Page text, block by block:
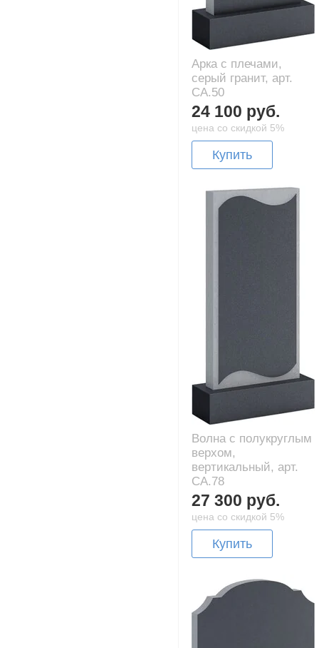
Арка с плечами,
серый гранит, арт.
CA.50
24 100 руб.
цена со скидкой 5%
Купить
Волна с полукруглым
верхом,
вертикальный, арт.
CA.78
27 300 руб.
цена со скидкой 5%
Купить